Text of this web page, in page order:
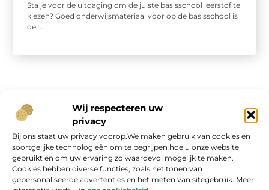
Wij respecteren uw
privacy
Bij ons staat uw privacy voorop.We maken gebruik van cookies en
soortgelijke technologieën om te begrijpen hoe u onze website
gebruikt én om uw ervaring zo waardevol mogelijk te maken.
Cookies hebben diverse functies, zoals het tonen van
gepersonaliseerde advertenties en het meten van sitegebruik. Meer
Sta je voor de uitdaging om de juiste basisschool leerstof te
kiezen? Goed onderwijsmateriaal voor op de basisschool is
de ...
Onze informatie